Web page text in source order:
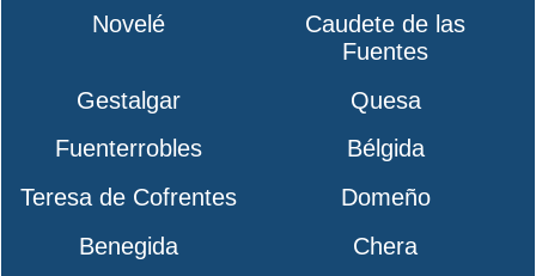
Novelé
Caudete de las
Fuentes
Gestalgar
Quesa
Fuenterrobles
Bélgida
Teresa de Cofrentes
Domeño
Benegida
Chera